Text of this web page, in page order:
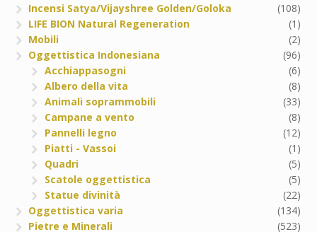
Incensi Satya/Vijayshree Golden/Goloka
(108)
LIFE BION Natural Regeneration
(1)
Mobili
(2)
Oggettistica Indonesiana
(96)
Acchiappasogni
(6)
Albero della vita
(8)
Animali soprammobili
(33)
Campane a vento
(8)
Pannelli legno
(12)
Piatti - Vassoi
(1)
Quadri
(5)
Scatole oggettistica
(5)
Statue divinità
(22)
Oggettistica varia
(134)
Pietre e Minerali
(523)